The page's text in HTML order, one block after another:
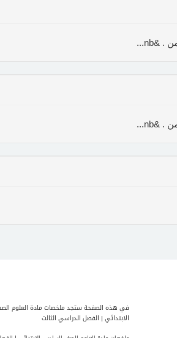
في هذه الصفحة ستجد ملخصات مادة العلوم
الابتدائي | الفصل الدراسي الثالث